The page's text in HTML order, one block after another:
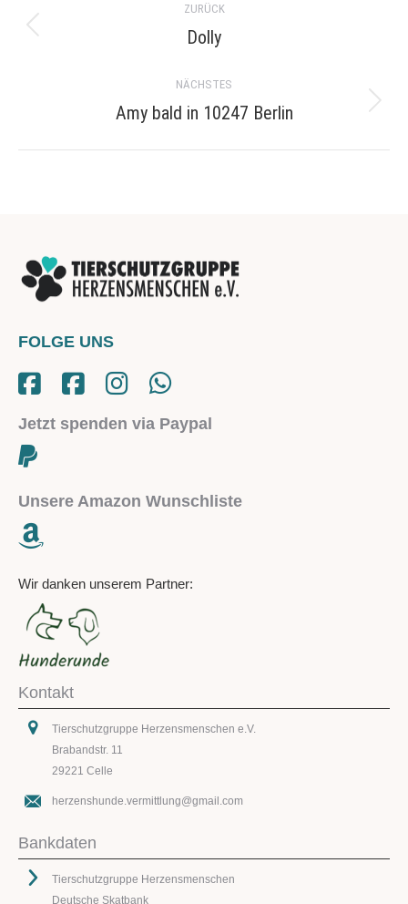
navigation
ZURÜCK
Previous
Dolly
NÄCHSTES
Next
Amy bald in 10247 Berlin
FOLGE UNS
Jetzt spenden via Paypal
Unsere Amazon Wunschliste
Wir danken unserem Partner:
Kontakt
Tierschutzgruppe Herzensmenschen e.V.
Brabandstr. 11
29221 Celle
herzenshunde.vermittlung@gmail.com
Bankdaten
Tierschutzgruppe Herzensmenschen
Deutsche Skatbank